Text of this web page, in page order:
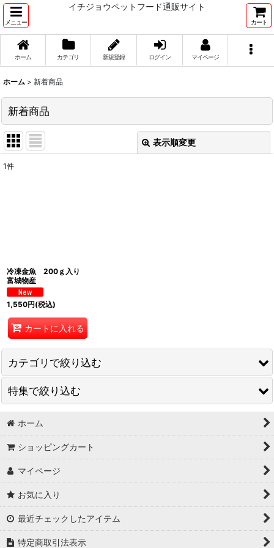
メニュー
イチジョウペットフード通販サイト
カート
ホーム カテゴリ 新規登録 ログイン マイページ
ホーム > 新着商品
新着商品
表示順変更
1件
冷凍金魚 200ｇ入り
富城物産
1,550円(税込)
カートに入れる
カテゴリで絞り込む
冷凍マウス
冷凍ラット
冷凍ヒヨコ
冷凍ウズラ
冷凍昆虫
その他
特集で絞り込む
国産自社製品
富城物産製品
邑楽ファーム製品
ホーム
ショッピングカート
マイページ
お気に入り
最近チェックしたアイテム
特定商取引法表示